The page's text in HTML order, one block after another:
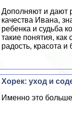
Дополняют и дают
качества Ивана,
ребенка и судьба
такие понятия, как
радость, красота и
Хорек: уход и
Именно это больше